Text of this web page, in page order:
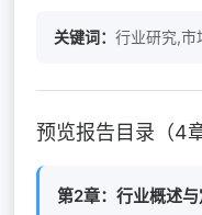
关键词： 行业研究,市
预览报告目录（4章
第2章：行业概述